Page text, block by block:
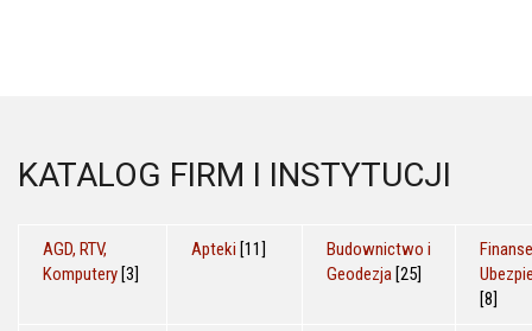
KATALOG FIRM I INSTYTUCJI
AGD, RTV,
Komputery [3]
Apteki [11]
Budownictwo i
Geodezja [25]
[8]